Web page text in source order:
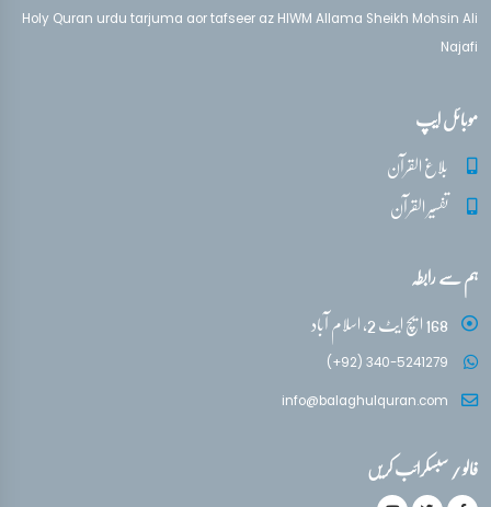
Holy Quran urdu tarjuma aor tafseer az HIWM Allama Sheikh Mohsin Ali
Najafi
موبائل ایپ
بلاغ القرآن
تفسیر القرآن
ہم سے رابطہ
168 ایچ ایٹ 2، اسلام آباد
(+92) 340-5241279
info@balaghulquran.com
فالو / سبسکرائب کریں